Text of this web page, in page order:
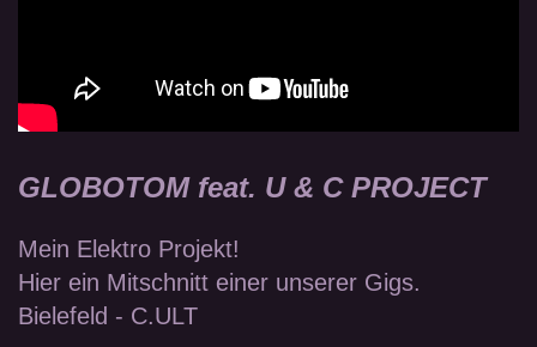
GLOBOTOM feat. U & C PROJECT
Mein Elektro Projekt!
Hier ein Mitschnitt einer unserer Gigs.
Bielefeld - C.ULT